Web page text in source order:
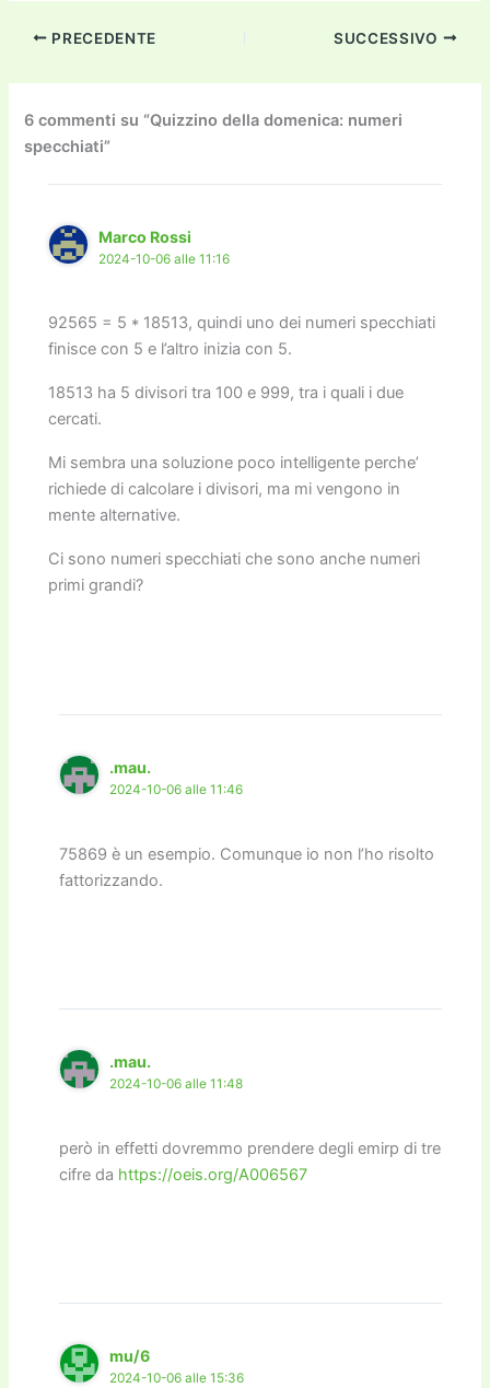
c
e
b
o
o
k
itt
er
ai
l
d
o
a
m
p
y
Li
n
k
e
dI
n
n
di
vi
PRECEDENTE SUCCESSIVO
6 commenti su “Quizzino della domenica: numeri
specchiati”
Marco Rossi
2024-10-06 alle 11:16
92565 = 5 * 18513, quindi uno dei numeri specchiati
finisce con 5 e l’altro inizia con 5.
18513 ha 5 divisori tra 100 e 999, tra i quali i due
cercati.
Mi sembra una soluzione poco intelligente perche’
richiede di calcolare i divisori, ma mi vengono in
mente alternative.
Ci sono numeri specchiati che sono anche numeri
primi grandi?
.mau.
2024-10-06 alle 11:46
75869 è un esempio. Comunque io non l’ho risolto
fattorizzando.
.mau.
2024-10-06 alle 11:48
però in effetti dovremmo prendere degli emirp di tre
cifre da https://oeis.org/A006567
mu/6
2024-10-06 alle 15:36